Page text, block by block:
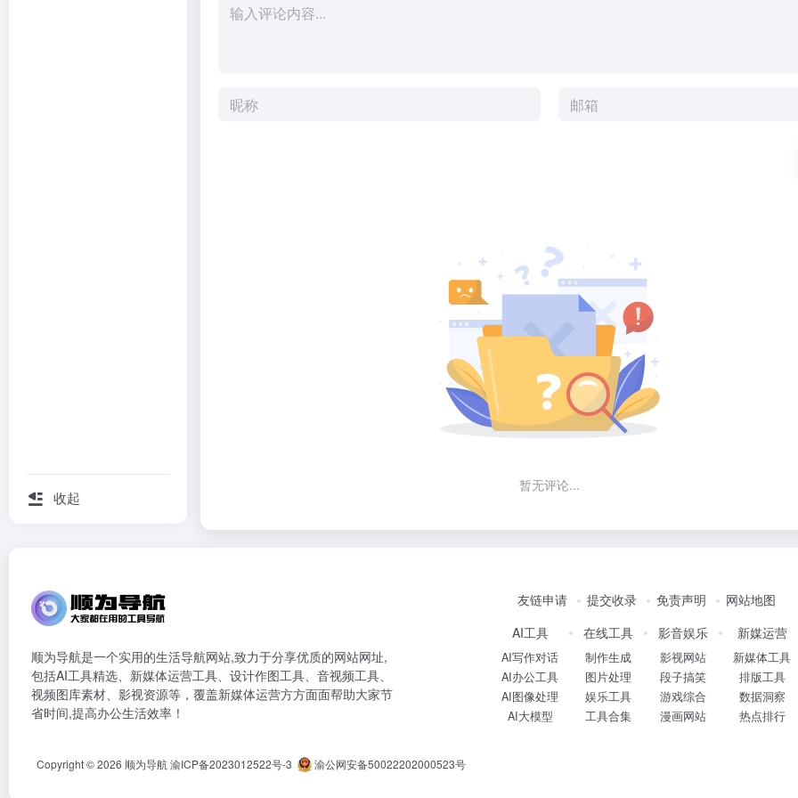
收起
暂无评论...
顺为导航是一个实用的生活导航网站,致力于分享优质的网站网址,
包括AI工具精选、新媒体运营工具、设计作图工具、音视频工具、
视频图库素材、影视资源等，覆盖新媒体运营方方面面帮助大家节
省时间,提高办公生活效率！
友链申请 提交收录 免责声明
网站地图
AI工具
AI写作对话
AI办公工具
AI图像处理
AI大模型
在线工具
制作生成
图片处理
娱乐工具
工具合集
影音娱乐
影视网站
段子搞笑
游戏综合
漫画网站
新媒运营
新媒体工具
排版工具
数据洞察
热点排行
Copyright © 2026 顺为导航渝ICP备2023012522号-3 渝公网安备50022202000523号